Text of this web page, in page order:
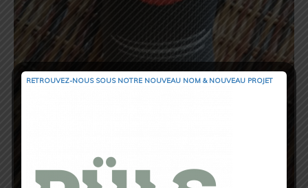
RETROUVEZ-NOUS SOUS NOTRE NOUVEAU NOM & NOUVEAU PROJET